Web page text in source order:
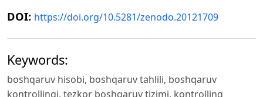
DOI: https://doi.org/10.5281/zenodo.20121709
Keywords:
boshqaruv hisobi, boshqaruv tahlili, boshqaruv
kontrollingi, tezkor boshqaruv tizimi, kontrolling